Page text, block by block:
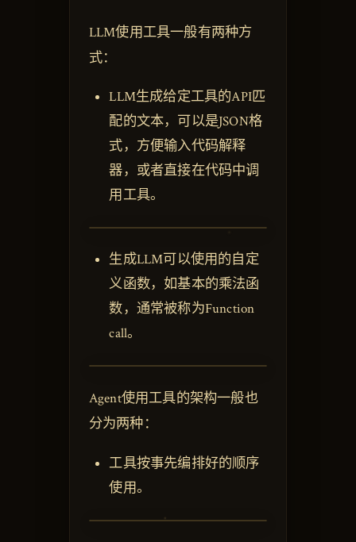
LLM使用工具一般有两种方
式：
LLM生成给定工具的API匹
配的文本，可以是JSON格
式，方便输入代码解释
器，或者直接在代码中调
用工具。
生成LLM可以使用的自定
义函数，如基本的乘法函
数，通常被称为Function
call。
Agent使用工具的架构一般也
分为两种：
工具按事先编排好的顺序
使用。